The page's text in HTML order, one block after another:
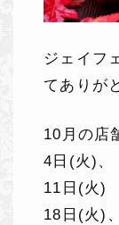
ジェイフ
てありが
10月の店
4日(火)、
11日(火)
18日(火)